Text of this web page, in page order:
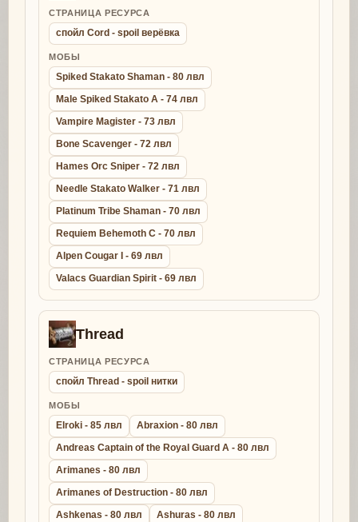
СТРАНИЦА РЕСУРСА
спойл Cord - spoil верёвка
МОБЫ
Spiked Stakato Shaman - 80 лвл
Male Spiked Stakato A - 74 лвл
Vampire Magister - 73 лвл
Bone Scavenger - 72 лвл
Hames Orc Sniper - 72 лвл
Needle Stakato Walker - 71 лвл
Platinum Tribe Shaman - 70 лвл
Requiem Behemoth C - 70 лвл
Alpen Cougar I - 69 лвл
Valacs Guardian Spirit - 69 лвл
Thread
СТРАНИЦА РЕСУРСА
спойл Thread - spoil нитки
МОБЫ
Elroki - 85 лвл
Abraxion - 80 лвл
Andreas Captain of the Royal Guard A - 80 лвл
Arimanes - 80 лвл
Arimanes of Destruction - 80 лвл
Ashkenas - 80 лвл
Ashuras - 80 лвл